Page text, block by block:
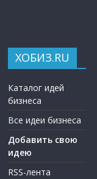
ХОБИЗ.RU
Каталог идей
бизнеса
Все идеи бизнеса
Добавить свою
идею
RSS-лента